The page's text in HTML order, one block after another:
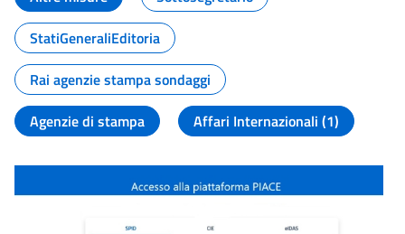
StatiGeneraliEditoria
Rai agenzie stampa sondaggi
Agenzie di stampa
Affari Internazionali (1)